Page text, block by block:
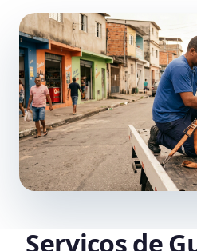
Serviços de